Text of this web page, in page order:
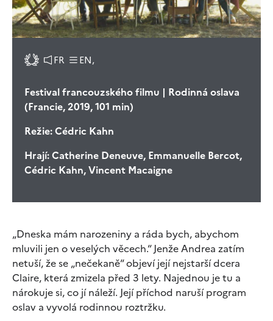
FR EN,
Festival francouzského filmu | Rodinná oslava
(Francie, 2019, 101 min)
Režie:Cédric Kahn
Hrají:Catherine Deneuve, Emmanuelle Bercot,
Cédric Kahn, Vincent Macaigne
„Dneska mám narozeniny a ráda bych, abychom
mluvili jen o veselých věcech.“ Jenže Andrea zatím
netuší, že se „nečekaně“ objeví její nejstarší dcera
Claire, která zmizela před 3 lety. Najednou je tu a
nárokuje si, co jí náleží. Její příchod naruší program
oslav a vyvolá rodinnou roztržku.